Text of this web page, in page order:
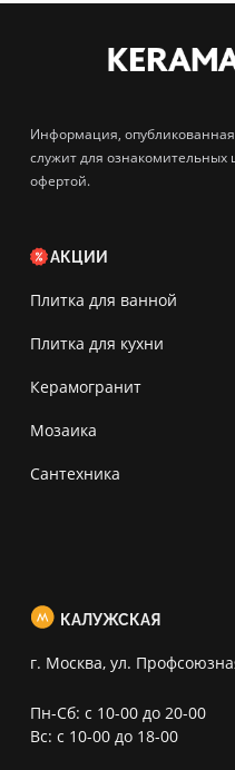
Информация,
служит для ознакомительных
офертой.
АКЦИИ
Плитка для ванной
Плитка для кухни
Керамогранит
Мозаика
Сантехника
КАЛУЖСКАЯ
г. Москва, ул.
Пн-Сб: с 10-00 до 20-00
Вс: с 10-00 до 18-00